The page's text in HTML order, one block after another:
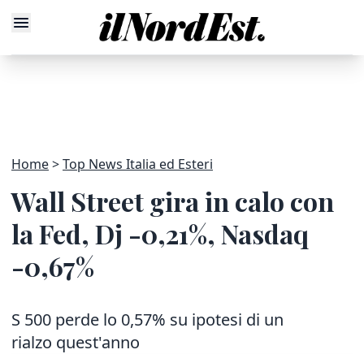
Home Top News Italia ed Esteri
Wall Street gira in calo con
la Fed, Dj -0,21%, Nasdaq
-0,67%
S 500 perde lo 0,57% su ipotesi di un
rialzo quest'anno